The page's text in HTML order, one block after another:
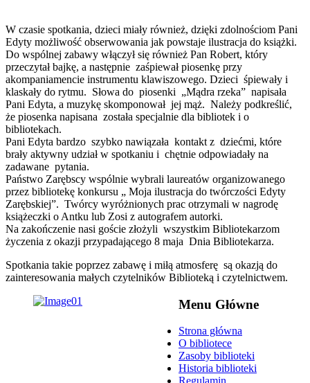
W czasie spotkania, dzieci miały również, dzięki zdolnościom Pani
Edyty możliwość obserwowania jak powstaje ilustracja do książki.
Do wspólnej zabawy włączył się również Pan Robert, który
przeczytał bajkę, a następnie zaśpiewał piosenkę przy
akompaniamencie instrumentu klawiszowego. Dzieci śpiewały i
klaskały do rytmu. Słowa do piosenki „Mądra rzeka” napisała
Pani Edyta, a muzykę skomponował jej mąż. Należy podkreślić,
że piosenka napisana została specjalnie dla bibliotek i o
bibliotekach.
Pani Edyta bardzo szybko nawiązała kontakt z dziećmi, które
brały aktywny udział w spotkaniu i chętnie odpowiadały na
zadawane pytania.
Państwo Zarębscy wspólnie wybrali laureatów organizowanego
przez bibliotekę konkursu „ Moja ilustracja do twórczości Edyty
Zarębskiej”. Twórcy wyróżnionych prac otrzymali w nagrodę
książeczki o Antku lub Zosi z autografem autorki.
Na zakończenie nasi goście złożyli wszystkim Bibliotekarzom
życzenia z okazji przypadającego 8 maja Dnia Bibliotekarza.
Spotkania takie poprzez zabawę i miłą atmosferę są okazją do
zainteresowania małych czytelników Biblioteką i czytelnictwem.
Menu Główne
Strona główna
O bibliotece
Zasoby biblioteki
Historia biblioteki